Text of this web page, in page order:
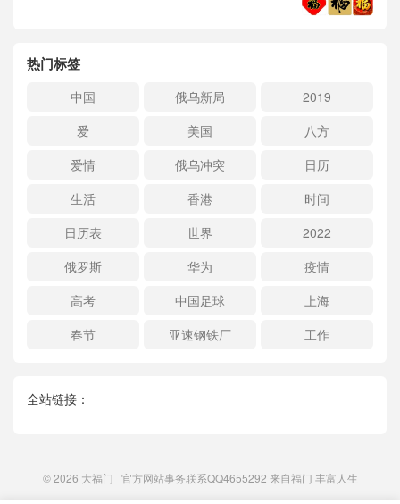
热门标签
中国 俄乌新局
2019
爱
美国
八方
爱情
俄乌冲突
日历
生活
香港
时间
日历表
世界
2022
俄罗斯
华为
疫情
高考
中国足球
上海
春节
亚速钢铁厂 工作
全站链接：
© 2026 大福门 官方网站事务联系QQ4655292 来自福门 丰富人生